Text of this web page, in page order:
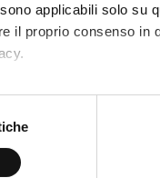
applicabili solo su
il proprio consenso in
di qualche
Marta Rava